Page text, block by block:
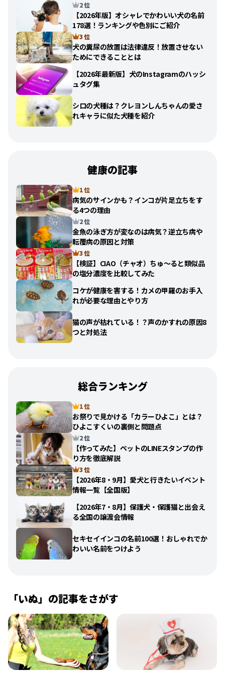
2 位
【2026年版】オシャレでかわいい犬の名前
178選！ランキングや色別にご紹介
3 位
犬の糞尿の放置は法律違反！放置させない
ためにできることとは
【2026年最新版】犬のInstagramのハッシ
ュタグ集
シロの犬種は？クレヨンしんちゃんの愛さ
れキャラに似た犬種を紹介
健康の記事
1 位
病気のサインかも？インコが片足立ちをす
る4つの理由
2 位
金魚の泳ぎ方が変なのは病気？逆立ち病や
転覆病の原因と対策
3 位
【検証】CIAO（チャオ）ちゅ〜ると類似品
の塩分濃度を比較してみた
コケが健康を害する！カメの甲羅のお手入
れが必要な理由とやり方
猫の声が枯れている！？声のかすれの原因8
つと対処法
総合ランキング
1 位
お祭りで見かける「カラーひよこ」とは？
ひよこすくいの裏側と問題点
2 位
【作ってみた】ペットのLINEスタンプの作
り方を徹底解説
3 位
【2026年8・9月】愛犬と行きたいイベント
情報一覧【全国版】
【2026年7・8月】保護犬・保護猫と出会え
る全国の譲渡会情報
セキセイインコの名前100選！おしゃれでか
わいい名前をつけよう
「いぬ」の記事をさがす